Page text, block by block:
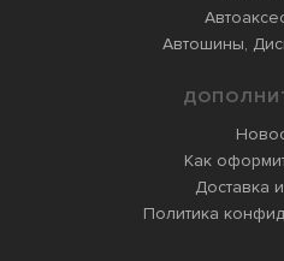
Автошины,
Как
Доставка
Политика